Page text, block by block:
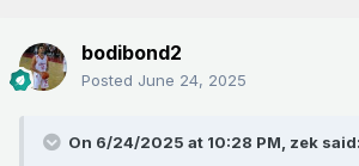
bodibond2
Posted June 24, 2025
On 6/24/2025 at 10:28 PM, zek said: